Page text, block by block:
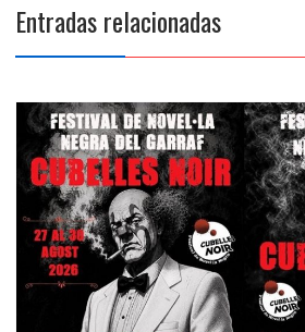
Entradas relacionadas